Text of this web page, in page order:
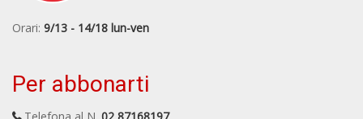
Orari: 9/13 - 14/18 lun-ven
Per abbonarti